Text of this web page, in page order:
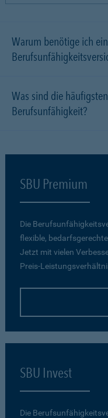
Warum benötige ich
Was sind die
Berufsunfähigkeit?
SBU Premium
Die
flexible,
Jetzt mit vielen
Preis-
SBU Invest
Die